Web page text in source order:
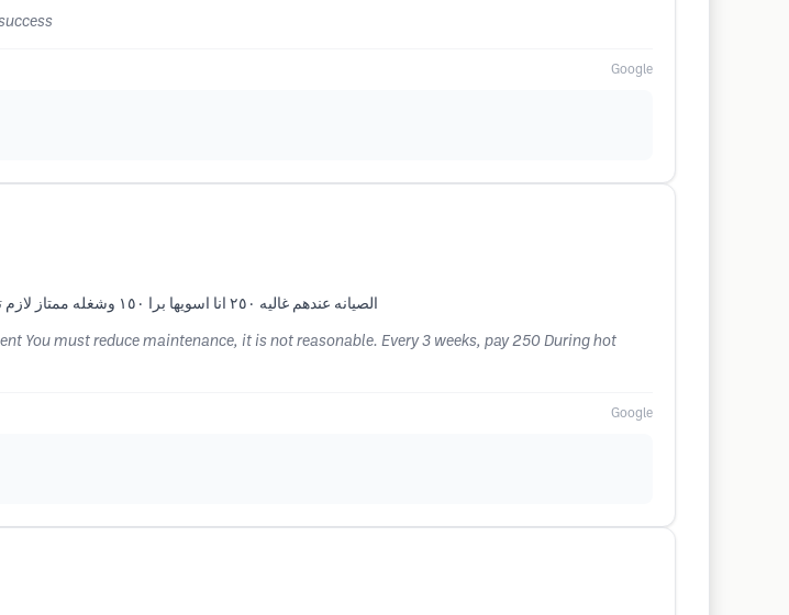
Google
الصيانه عندهم غاليه ٢٥٠ انا اسويها برا ١٥٠ وشغله ممتاز لازم تخفضون الصيانه مومعقول كل ٣ اسابيع ادفع ٢٥٠ واوقات الحر والرياضه بتكون اقل تماسك
You must reduce maintenance, it is not reasonable. Every 3 weeks, pay 250 During hot
Google